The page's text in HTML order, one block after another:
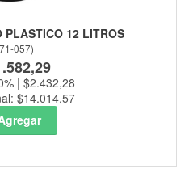
PLASTICO 12 LITROS
057)
| $2.432,28
$14.014,57